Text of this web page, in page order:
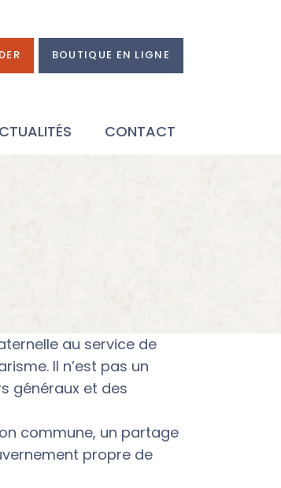
BOUTIQUE EN LIGNE
CONTACT
au service de
Il n’est pas un
généraux et des
commune, un partage
propre de